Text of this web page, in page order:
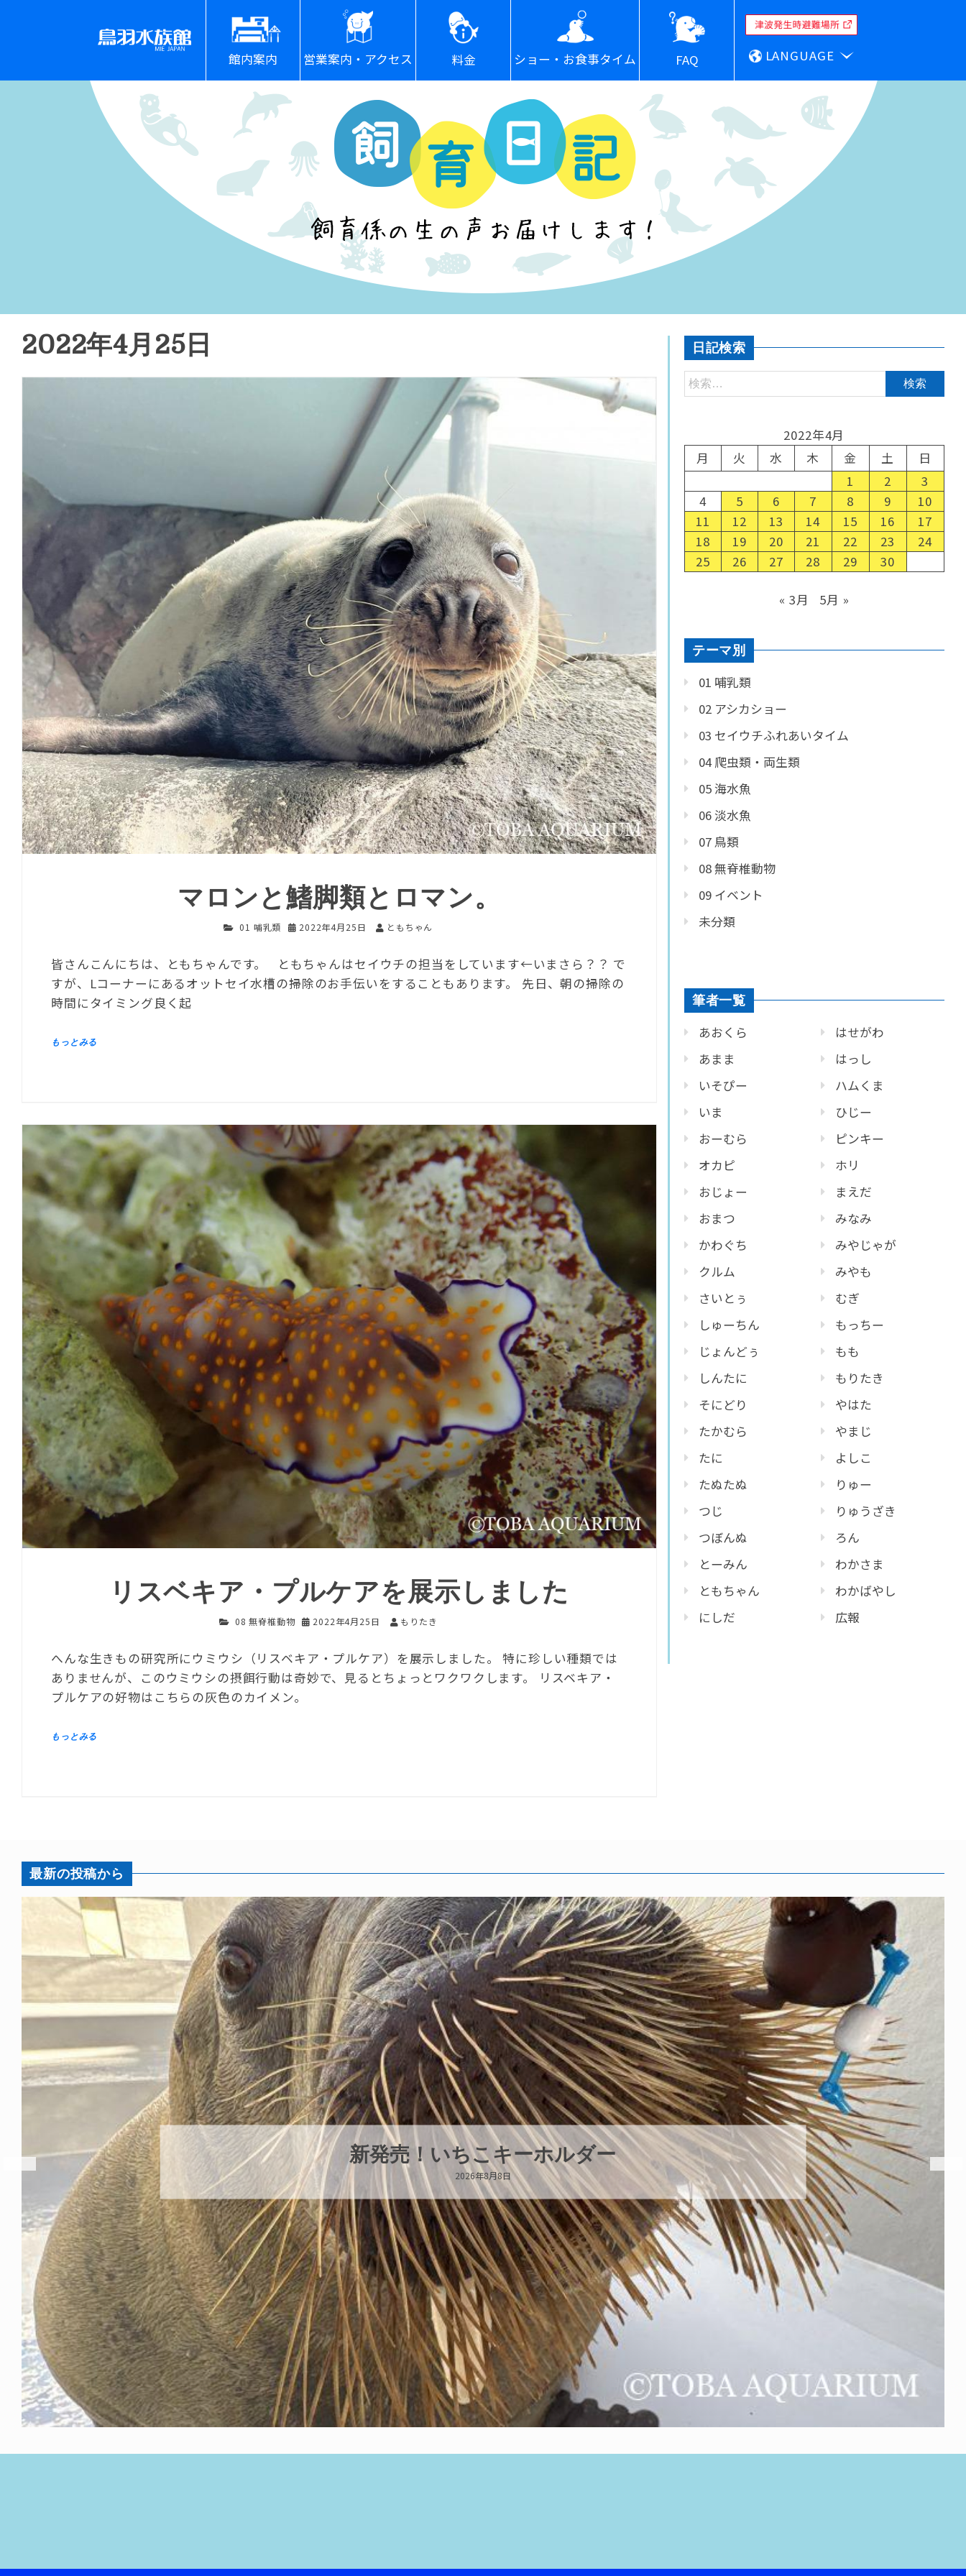
館内案内 営業案内・アクセス 料金 ショー・お食事タイム FAQ LANGUAGE
2022年4月25日
マロンと鰭脚類とロマン。
01 哺乳類 2022年4月25日 ともちゃん
皆さんこんにちは、ともちゃんです。 ともちゃんはセイウチの担当をしています←いまさら？？ で
すが、Lコーナーにあるオットセイ水槽の掃除のお手伝いをすることもあります。 先日、朝の掃除の
時間にタイミング良く起
リスベキア・プルケアを展示しました
08 無脊椎動物 2022年4月25日 もりたき
へんな生きもの研究所にウミウシ（リスベキア・プルケア）を展示しました。 特に珍しい種類では
ありませんが、このウミウシの摂餌行動は奇妙で、見るとちょっとワクワクします。 リスベキア・
プルケアの好物はこちらの灰色のカイメン。
日記検索
2022年4月
月
火 水 木 金 土
日
1
2
3
4
5 6 7 8 9
10
11
12 13 14 15 16
17
18
19 20 21 22 23
24
25
26 27 28 29 30
« 3月 5月 »
テーマ別
01 哺乳類
02 アシカショー
03 セイウチふれあいタイム
04 爬虫類・両生類
05 海水魚
06 淡水魚
07 鳥類
08 無脊椎動物
09 イベント
未分類
筆者一覧
あおくら
あまま
いそぴー
いま
おーむら
オカピ
おじょー
おまつ
かわぐち
クルム
さいとぅ
しゅーちん
じょんどぅ
しんたに
そにどり
たかむら
たに
たぬたぬ
つじ
つぼんぬ
とーみん
ともちゃん
にしだ
はせがわ
はっし
ハムくま
ひじー
ピンキー
ホリ
まえだ
みなみ
みやじゃが
みやも
むぎ
もっちー
もも
もりたき
やはた
やまじ
よしこ
りゅー
りゅうざき
ろん
わかさま
わかばやし
広報
最新の投稿から
新発売！いちこキーホルダー
2026年8月8日